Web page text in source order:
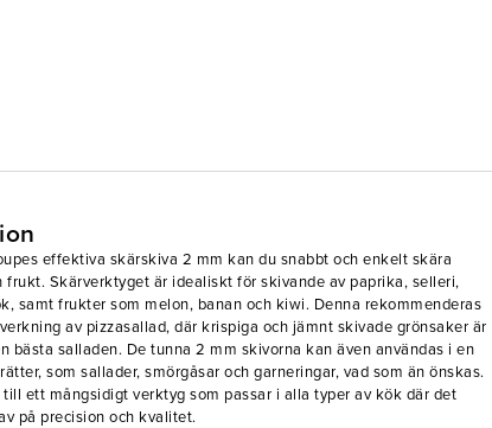
effektiva skärskiva 2 mm kan du snabbt och enkelt skära
frukt. Skärverktyget är idealiskt för skivande av paprika, selleri,
samt frukter som melon, banan och kiwi. Denna rekommenderas
av pizzasallad, där krispiga och jämnt skivade grönsaker är
bästa salladen. De tunna 2 mm skivorna kan även användas i en
som sallader, smörgåsar och garneringar, vad som än önskas.
till ett mångsidigt verktyg som passar i alla typer av kök där det
på precision och kvalitet.